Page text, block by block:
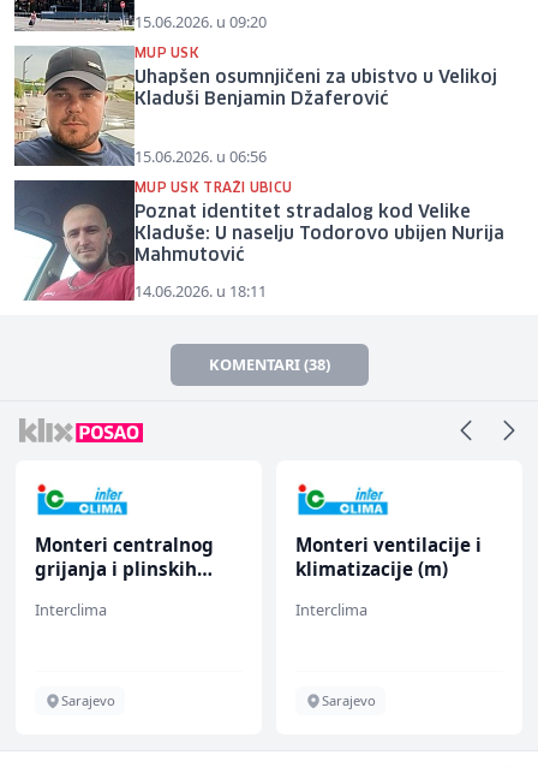
15.06.2026. u 09:20
MUP USK
Uhapšen osumnjičeni za ubistvo u Velikoj
Kladuši Benjamin Džaferović
15.06.2026. u 06:56
MUP USK TRAŽI UBICU
Poznat identitet stradalog kod Velike
Kladuše: U naselju Todorovo ubijen Nurija
Mahmutović
14.06.2026. u 18:11
KOMENTARI (38)
Monteri centralnog
grijanja i plinskih
Interclima
Sarajevo
Monteri ventilacije i
klimatizacije (m)
Interclima
Sarajevo